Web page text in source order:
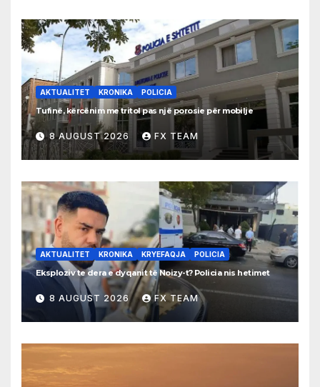
AKTUALITET KRONIKA POLICIA
Tufinë, kërcënim me tritol pas një porosie për mobilje
8 AUGUST 2026 FX TEAM
AKTUALITET KRONIKA KRYEFAQJA POLICIA
Eksploziv te dera e dyqanit të Noizy-t? Policia nis hetimet
8 AUGUST 2026 FX TEAM